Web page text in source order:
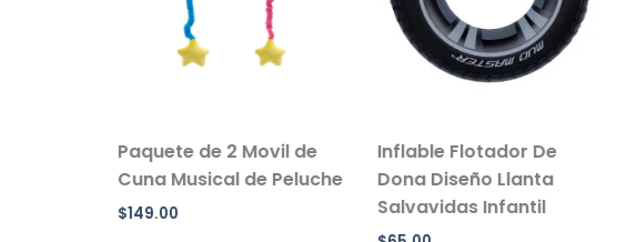
Paquete de 2 Movil de
Cuna Musical de Peluche
$149.00
Inflable Flotador De
Dona Diseño Llanta
Salvavidas Infantil